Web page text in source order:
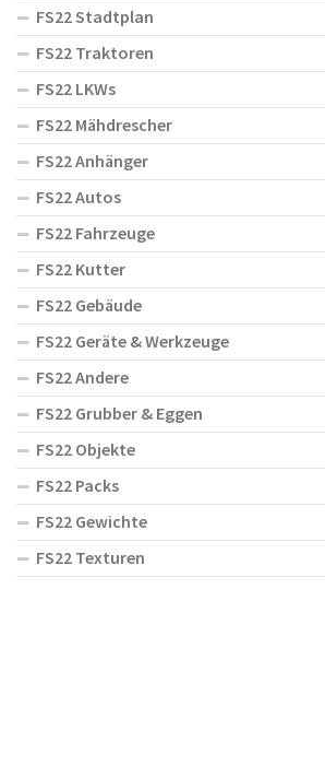
FS22 Stadtplan
FS22 Traktoren
FS22 LKWs
FS22 Mähdrescher
FS22 Anhänger
FS22 Autos
FS22 Fahrzeuge
FS22 Kutter
FS22 Gebäude
FS22 Geräte & Werkzeuge
FS22 Andere
FS22 Grubber & Eggen
FS22 Objekte
FS22 Packs
FS22 Gewichte
FS22 Texturen